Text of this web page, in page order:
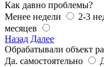
Как давно проблемы?
Менее недели
2-3
месяцев
Назад Далее
Обрабатывали объект
Да. самостоятельно